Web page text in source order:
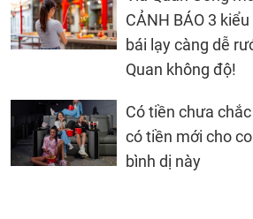
CẢNH BÁO 3
bái lạy càng dễ
Quan không độ!
Có tiền chưa
có tiền mới cho
bình dị này